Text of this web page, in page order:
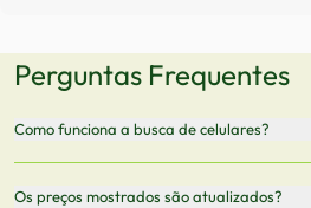
Perguntas Frequentes
Como funciona a busca de celulares?
Os preços mostrados são atualizados?